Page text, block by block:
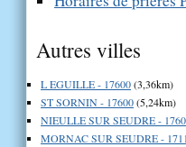
Autres villes
L EGUILLE - 17600(3,36km)
ST SORNIN - 17600(5,24km)
NIEULLE SUR SEUDRE -
MORNAC SUR SEUDRE -